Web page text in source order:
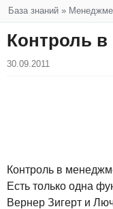
Вы здесь
База знаний »
Контроль
30.09.2011
Контроль в
Есть только одна
Вернер Зигерт и